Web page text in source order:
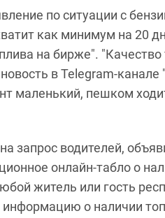
по ситуации с
как минимум на 20
на бирже".
в Telegram-
маленький, пешком
запрос водителей,
онлайн-табло о
житель или гость
о наличии